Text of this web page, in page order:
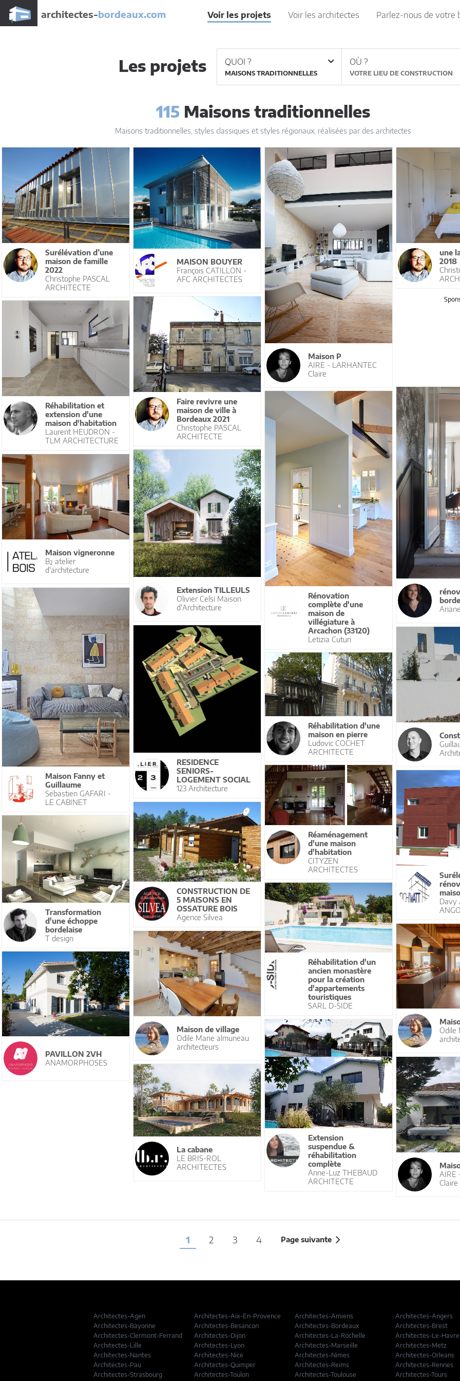
architectes-bordeaux.com Voir les projets Voir les architectes Parlez-nous de votre
Les projets QUOI ?
MAISONS TRADITIONNELLES
OÙ ?
115Maisons traditionnelles
Maisons traditionnelles, styles classiques et styles régionaux, réalisées par des architectes
Surélévation d’une
maison de famille
2022
Christophe PASCAL
ARCHITECTE
MAISON BOUYER
François CATILLON -
AFC ARCHITECTES
Maison P
AIRE - LARHANTEC
Claire
une
2018
Faire revivre une
maison de ville à
Bordeaux 2021
Christophe PASCAL
ARCHITECTE
Réhabilitation et
extension d'une
maison d'habitation
Laurent HEUDRON -
TLM ARCHITECTURE
Rénovation
complète d'une
maison de
villégiature à
Arcachon (33120)
Letizia Cuturi
Extension TILLEULS
Olivier Celsi Maison
d'Architecture
Maison vigneronne
B² atelier
d'architecture
Maison Fanny et
Guillaume
Sebastien GAFARI -
LE CABINET
RESIDENCE
SENIORS-
LOGEMENT SOCIAL
123 Architecture
Réhabilitation d'une
maison en pierre
Ludovic COCHET
ARCHITECTE
Réaménagement
d'une maison
d'habitation
CITYZEN
ARCHITECTES
Davy
CONSTRUCTION DE
5 MAISONS EN
OSSATURE BOIS
Agence Silvea
Transformation
d'une échoppe
bordelaise
T design
Réhabilitation d'un
ancien monastère
pour la création
d'appartements
touristiques
SARL D-SIDE
Odile
Maison de village
Odile Marie almuneau
architecteurs
PAVILLON 2VH
ANAMORPHOSES
Extension
suspendue &
réhabilitation
complète
Anne-Luz THEBAUD
ARCHITECTE
AIRE
Claire
La cabane
LE BRIS-ROL
ARCHITECTES
1 2 3 4 Page suivante
Architectes-Agen Architectes-Aix-En-Provence Architectes-Amiens Architectes-Angers
Architectes-Bayonne
Architectes-Besancon Architectes-Bordeaux Architectes-Brest
Architectes-Clermont-Ferrand
Architectes-Dijon Architectes-La-Rochelle Architectes-Le-Havre
Architectes-Lille
Architectes-Lyon Architectes-Marseille Architectes-Metz
Architectes-Nantes
Architectes-Nice Architectes-Nimes Architectes-Orleans
Architectes-Pau
Architectes-Quimper Architectes-Reims Architectes-Rennes
Architectes-Strasbourg
Architectes-Toulon Architectes-Toulouse Architectes-Tours